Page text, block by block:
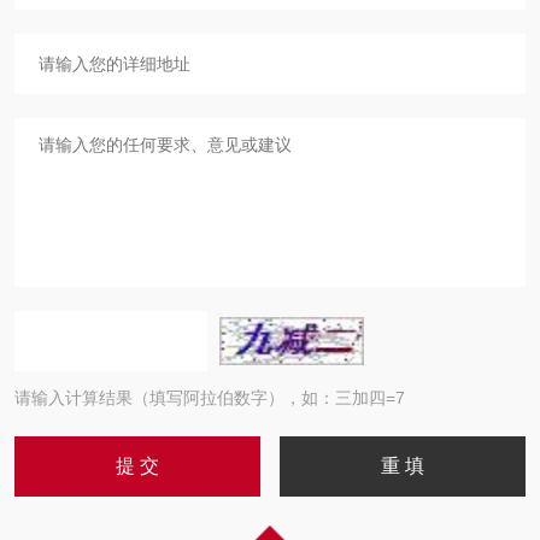
请输入计算结果（填写阿拉伯数字），如：三加四=7